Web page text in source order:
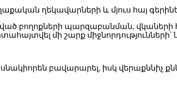
ղեկավարների և մյուս հայ
բողոքների պարզաբանման, վկաների
մի շարք
բավարարել, իսկ վերաքննիչ